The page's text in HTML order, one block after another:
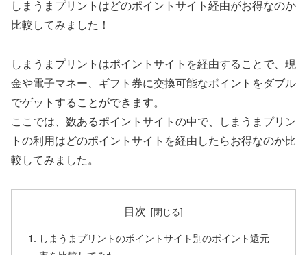
しまうまプリントはどのポイントサイト経由がお得なのか
比較してみました！
しまうまプリントはポイントサイトを経由することで、現
金や電子マネー、ギフト券に交換可能なポイントをダブル
でゲットすることができます。
ここでは、数あるポイントサイトの中で、しまうまプリン
トの利用はどのポイントサイトを経由したらお得なのか比
較してみました。
目次
しまうまプリントのポイントサイト別のポイント還元